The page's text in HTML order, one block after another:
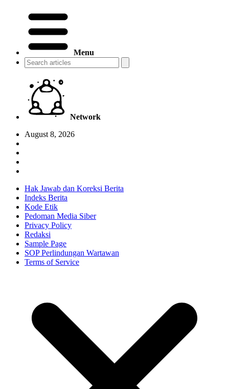
Menu
Network
August 8, 2026
Hak Jawab dan Koreksi Berita
Indeks Berita
Kode Etik
Pedoman Media Siber
Privacy Policy
Redaksi
Sample Page
SOP Perlindungan Wartawan
Terms of Service